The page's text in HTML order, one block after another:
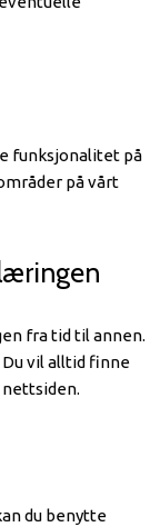
funksjonalitet på
på vårt
fra tid til annen.
vil alltid finne
du benytte